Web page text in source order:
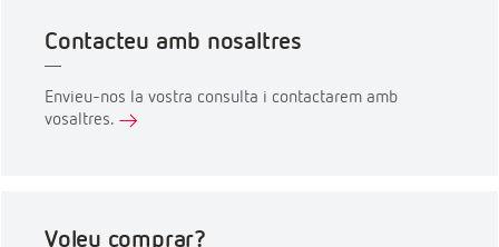
Contacteu amb nosaltres
Envieu-nos la vostra consulta i contactarem amb
vosaltres.
Voleu comprar?